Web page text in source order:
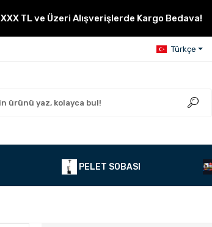
XXX TL ve Üzeri Alışverişlerde Kargo Bedava!
Türkçe
PELET SOBASI